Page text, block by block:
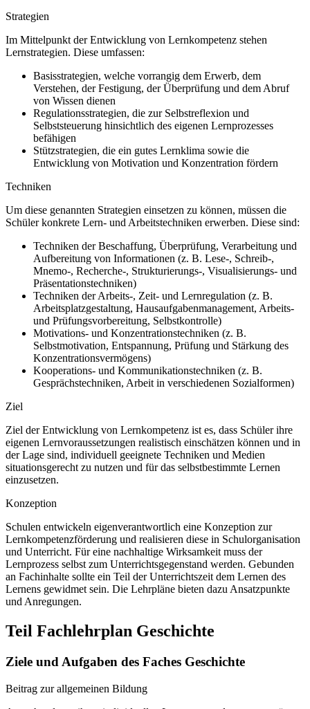
Strategien
Im Mittelpunkt der Entwicklung von Lernkompetenz stehen
Lernstrategien. Diese umfassen:
Basisstrategien, welche vorrangig dem Erwerb, dem
Verstehen, der Festigung, der Überprüfung und dem Abruf
von Wissen dienen
Regulationsstrategien, die zur Selbstreflexion und
Selbststeuerung hinsichtlich des eigenen Lernprozesses
befähigen
Stützstrategien, die ein gutes Lernklima sowie die
Entwicklung von Motivation und Konzentration fördern
Techniken
Um diese genannten Strategien einsetzen zu können, müssen die
Schüler konkrete Lern- und Arbeitstechniken erwerben. Diese sind:
Techniken der Beschaffung, Überprüfung, Verarbeitung und
Aufbereitung von Informationen (z. B. Lese-, Schreib-,
Mnemo-, Recherche-, Strukturierungs-, Visualisierungs- und
Präsentationstechniken)
Techniken der Arbeits-, Zeit- und Lernregulation (z. B.
Arbeitsplatzgestaltung, Hausaufgabenmanagement, Arbeits-
und Prüfungsvorbereitung, Selbstkontrolle)
Motivations- und Konzentrationstechniken (z. B.
Selbstmotivation, Entspannung, Prüfung und Stärkung des
Konzentrationsvermögens)
Kooperations- und Kommunikationstechniken (z. B.
Gesprächstechniken, Arbeit in verschiedenen Sozialformen)
Ziel
Ziel der Entwicklung von Lernkompetenz ist es, dass Schüler ihre
eigenen Lernvoraussetzungen realistisch einschätzen können und in
der Lage sind, individuell geeignete Techniken und Medien
situationsgerecht zu nutzen und für das selbstbestimmte Lernen
einzusetzen.
Konzeption
Schulen entwickeln eigenverantwortlich eine Konzeption zur
Lernkompetenzförderung und realisieren diese in Schulorganisation
und Unterricht. Für eine nachhaltige Wirksamkeit muss der
Lernprozess selbst zum Unterrichtsgegenstand werden. Gebunden
an Fachinhalte sollte ein Teil der Unterrichtszeit dem Lernen des
Lernens gewidmet sein. Die Lehrpläne bieten dazu Ansatzpunkte
und Anregungen.
Teil Fachlehrplan Geschichte
Ziele und Aufgaben des Faches Geschichte
Beitrag zur allgemeinen Bildung